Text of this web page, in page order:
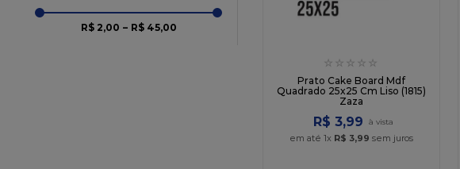
R$ 2,00 – R$ 45,00
☆ ☆ ☆ ☆ ☆
Prato Cake Board Mdf
Quadrado 25x25 Cm Liso (1815)
Zaza
R$ 3,99
em até 1x R$ 3,99 sem juros